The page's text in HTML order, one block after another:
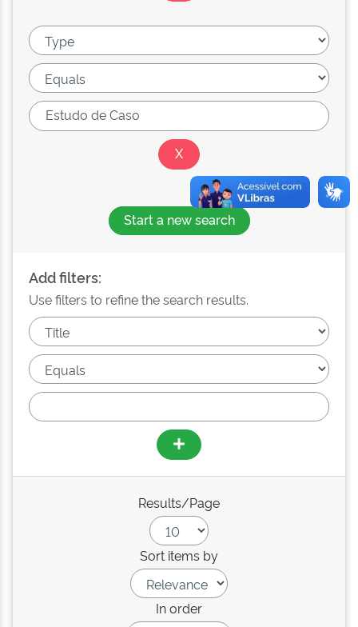
Start a new search
Add filters:
Use filters to refine the search results.
Results/Page
Sort items by
In order